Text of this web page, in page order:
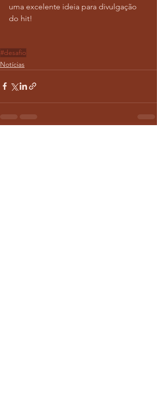
uma excelente ideia para divulgação
do hit!
#desafio
Notícias